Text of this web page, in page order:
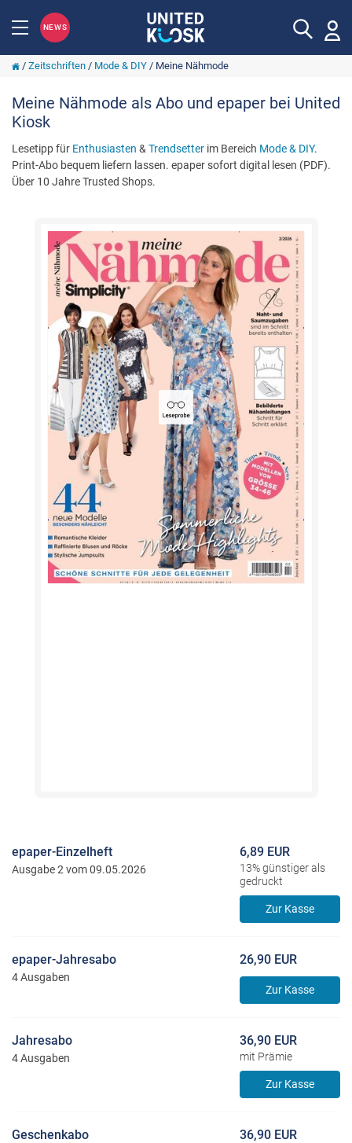
NEWS
/ Zeitschriften/ Mode & DIY/ Meine Nähmode
Meine Nähmode als Abo und epaper bei United
Kiosk
Lesetipp für Enthusiasten & Trendsetter im Bereich Mode & DIY.
Print-Abo bequem liefern lassen. epaper sofort digital lesen (PDF).
Über 10 Jahre Trusted Shops.
epaper-Einzelheft
Ausgabe 2 vom 09.05.2026
6,89 EUR
13% günstiger als
gedruckt
Zur Kasse
epaper-Jahresabo
4 Ausgaben
26,90 EUR
Zur Kasse
Jahresabo
4 Ausgaben
36,90 EUR
mit Prämie
Zur Kasse
Geschenkabo 36,90 EUR